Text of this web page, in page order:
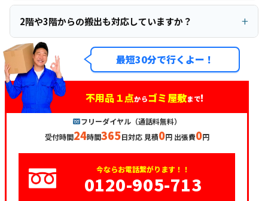
2階や3階からの搬出も対応していますか？
最短30分で行くよー！
不用品１点からゴミ屋敷まで!
フリーダイヤル（通話料無料）
受付時間24時間365日対応 見積0円 出張費0円
今ならお電話繋がります！！
0120-905-713